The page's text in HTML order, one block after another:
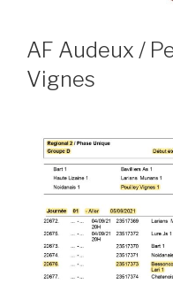
AF Audeux /
Vignes